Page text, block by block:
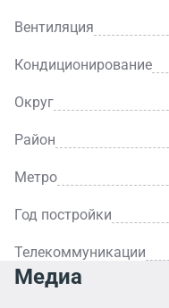
Вентиляция
Кондиционирование
Округ
Район
Метро
Год постройки
Телекоммуникации
Медиа